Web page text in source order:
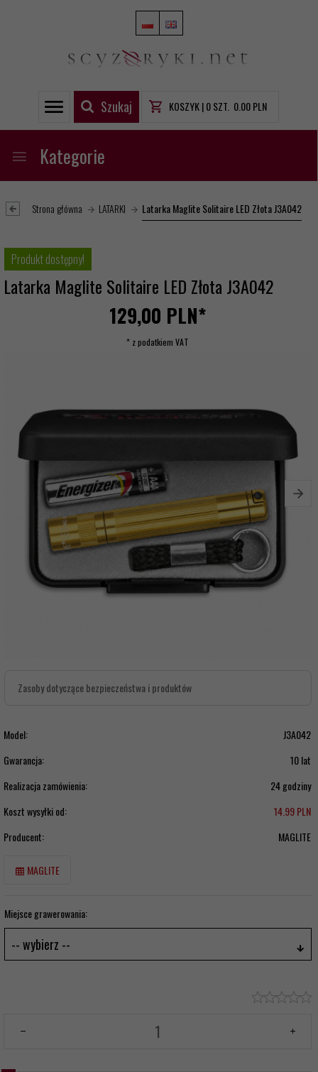
Szukaj KOSZYK |0SZT. 0.00PLN
Kategorie
Strona główna LATARKI Latarka Maglite Solitaire LED Złota J3A042
Produkt dostępny!
Latarka Maglite Solitaire LED Złota J3A042
129,00 PLN*
* z podatkiem VAT
Zasoby dotyczące bezpieczeństwa i produktów
Model:
J3A042
Gwarancja:
10 lat
Realizacja zamówienia:
24 godziny
Koszt wysyłki od:
14.99 PLN
Producent:
MAGLITE
MAGLITE
Miejsce grawerowania:
-- wybierz --